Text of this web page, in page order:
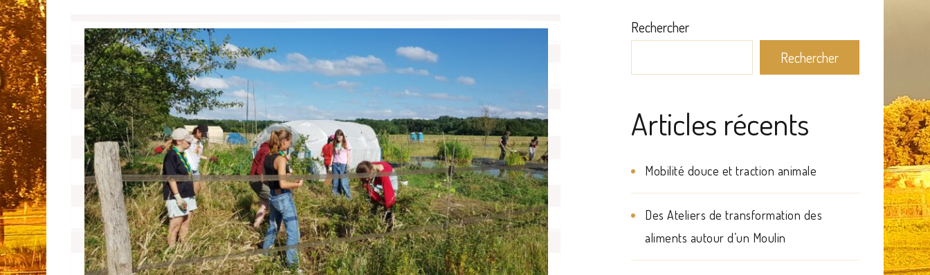
Rechercher
Rechercher
Articles récents
Mobilité douce et traction animale
Des Ateliers de transformation des
aliments autour d’un Moulin